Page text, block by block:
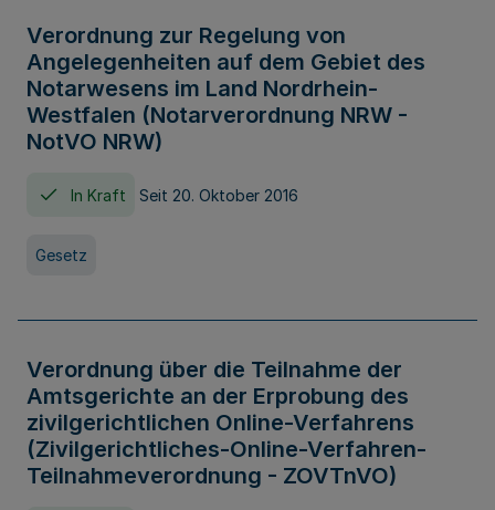
Verordnung zur Regelung von
Angelegenheiten auf dem Gebiet des
Notarwesens im Land Nordrhein-
Westfalen (Notarverordnung NRW -
NotVO NRW)
In Kraft Seit 20. Oktober 2016
Gesetz
Verordnung über die Teilnahme der
Amtsgerichte an der Erprobung des
zivilgerichtlichen Online-Verfahrens
(Zivilgerichtliches-Online-Verfahren-
Teilnahmeverordnung - ZOVTnVO)